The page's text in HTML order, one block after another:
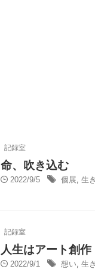
記録室
命、吹き込む
2022/9/5 個展 生
記録室
人生はアート創作
2022/9/1 想い 生